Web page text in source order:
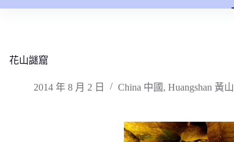
花山謎窟
2014 年 8 月 2 日 China 中國 , Huangshan 黃山